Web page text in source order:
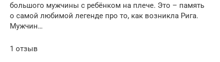
большого мужчины с ребёнком на плече. Это – память
о самой любимой легенде про то, как возникла Рига.
Мужчин…
1 отзыв